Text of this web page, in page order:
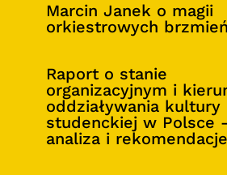
Marcin Janek o magii
orkiestrowych
Raport o stanie
organizacyjnym i
oddziaływania kultury
studenckiej w Polsce
analiza i rekomendacje